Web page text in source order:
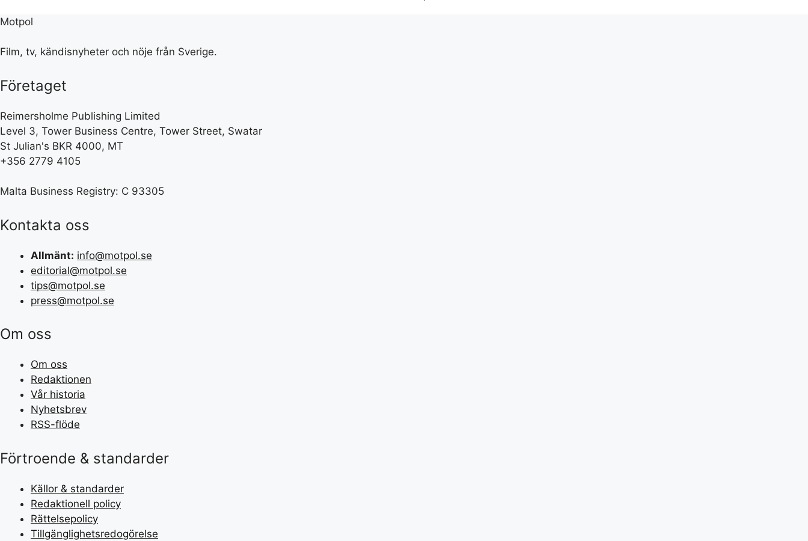
Motpol
Film, tv, kändisnyheter och nöje från Sverige.
Företaget
Reimersholme Publishing Limited
Level 3, Tower Business Centre, Tower Street, Swatar
St Julian's BKR 4000, MT
+356 2779 4105
Malta Business Registry: C 93305
Kontakta oss
Allmänt: info@motpol.se
editorial@motpol.se
tips@motpol.se
press@motpol.se
Om oss
Om oss
Redaktionen
Vår historia
Nyhetsbrev
RSS-flöde
Förtroende & standarder
Källor & standarder
Redaktionell policy
Rättelsepolicy
Tillgänglighetsredogörelse